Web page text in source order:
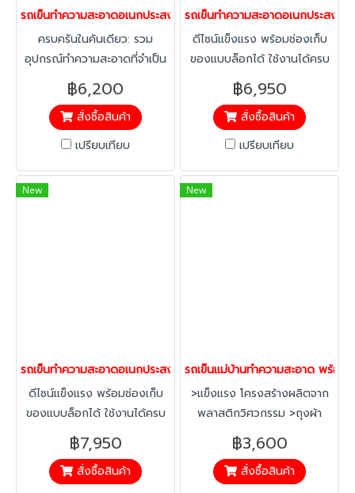
รถเข็นทำความสะอาดอเนกประสงค์ พร้อมอุปกรณ์ มีฝาปิด Horecat
ครบครันในคันเดียว: รวม
อุปกรณ์ทำความสะอาดที่จำเป็น
ไว้ในรถเข็นคันเดียว เช่น ถังน้ำ
ช่องเก็บอุปกรณ์ ช่องเก็บขยะ
ทำให้การทำงานสะดวกและ
รวดเร็ว
฿6,200
สั่งซื้อสินค้า
เปรียบเทียบ
รถเข็นทำความสะอาดอเนกประสง
ดีไซน์แข็งแรง พร้อมช่องเก็บ
ของแบบล็อกได้ ใช้งานได้ครบ
ในคันเดียว
฿6,950
สั่งซื้อสินค้า
เปรียบเทียบ
New
รถเข็นทำความสะอาดอเนกประสงค์ พร้อมตู้เก็บของแบบล็อกได้
ดีไซน์แข็งแรง พร้อมช่องเก็บ
ของแบบล็อกได้ ใช้งานได้ครบ
ในคันเดียว
฿7,950
สั่งซื้อสินค้า
New
รถเข็นแม่บ้านทำความสะอาด พร้อ
>แข็งแรง โครงสร้างผลิตจาก
พลาสติกวิศวกรรม >ถุงผ้า
ผลิตจาก PVC ล้างทำความ
สะอาดง่าย
฿3,600
สั่งซื้อสินค้า